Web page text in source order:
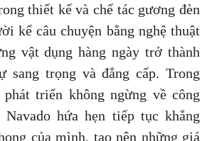
thiết kế và chế tác gương đèn
kể câu chuyện bằng nghệ thuật
vật dụng hàng ngày trở thành
sang trọng và đẳng cấp. Trong
triển không ngừng về công
hứa hẹn tiếp tục khẳng
của mình, tạo nên những giá